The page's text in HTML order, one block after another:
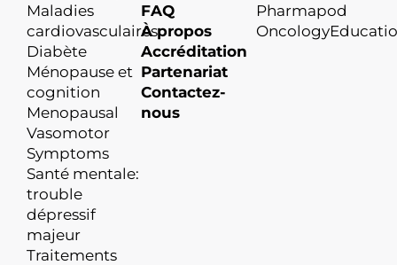
Maladies
cardiovasculaires
Diabète
Ménopause et
cognition
Menopausal
Vasomotor
Symptoms
Santé mentale:
trouble
dépressif
majeur
Traitements
FAQ
À propos
Accréditation
Partenariat
Contactez-
nous
Pharmapod